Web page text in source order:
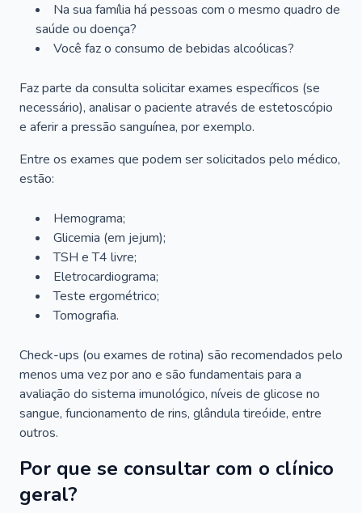
Na sua família há pessoas com o mesmo quadro de
saúde ou doença?
Você faz o consumo de bebidas alcoólicas?
Faz parte da consulta solicitar exames específicos (se
necessário), analisar o paciente através de estetoscópio
e aferir a pressão sanguínea, por exemplo.
Entre os exames que podem ser solicitados pelo médico,
estão:
Hemograma;
Glicemia (em jejum);
TSH e T4 livre;
Eletrocardiograma;
Teste ergométrico;
Tomografia.
Check-ups (ou exames de rotina) são recomendados pelo
menos uma vez por ano e são fundamentais para a
avaliação do sistema imunológico, níveis de glicose no
sangue, funcionamento de rins, glândula tireóide, entre
outros.
Por que se consultar com o clínico
geral?